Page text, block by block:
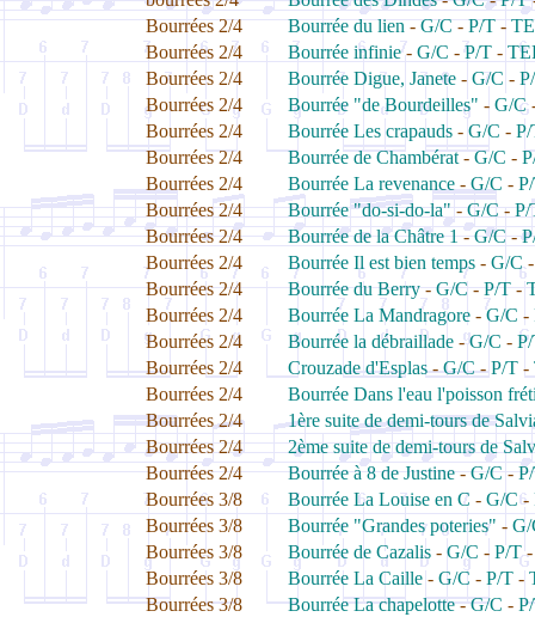
Bourrées 2/4
Bourrée du lien-G/C-P/T-
Bourrées 2/4
Bourrée infinie- G/C -P/T -
Bourrées 2/4
Bourrée Digue, Janete - G/C -
Bourrées 2/4
Bourrée "de Bourdeilles" - G/C
Bourrées 2/4
Bourrée Les crapauds - G/C -
Bourrées 2/4
Bourrée de Chambérat-G/C -
Bourrées 2/4
Bourrée La revenance - G/C -
Bourrées 2/4
Bourrée "do-si-do-la"-G/C-P/
Bourrées 2/4
Bourrée de la Châtre 1-G/C-
Bourrées 2/4
Bourrée Il est bien temps - G/C
Bourrées 2/4
Bourrée du Berry-G/C-P/T-
Bourrées 2/4
Bourrée La Mandragore -G/C -
Bourrées 2/4
Bourrée la débraillade -G/C -
Bourrées 2/4
Crouzade d'Esplas-G/C-P/T -
Bourrées 2/4
Bourrée Dans l'eau l'poisson
Bourrées 2/4
1ère suite de demi-tours de
Bourrées 2/4
2ème suite de demi-tours de
Bourrées 2/4
Bourrée à 8 de Justine-G/C-
Bourrées 3/8
Bourrée La Louise en C - G/C-
Bourrées 3/8
Bourrée "Grandes poteries" - G/
Bourrées 3/8
Bourrée de Cazalis - G/C - P/T
Bourrées 3/8
Bourrée La Caille - G/C - P/T -
Bourrées 3/8
Bourrée La chapelotte-G/C -